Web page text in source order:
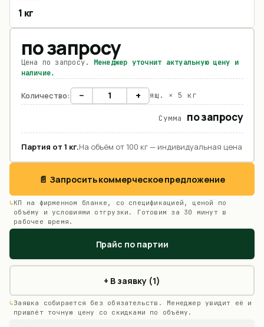
1 кг
по запросу
Цена по запросу. Менеджер уточнит актуальную цену и
наличие.
Количество: − + ящ. × 5 кг
Сумма по запросу
Партия от 1 кг.На объём от 100 кг — индивидуальная цена
📄 Запросить коммерческое предложение
КП на фирменном бланке, со спецификацией, ценой по
объёму и условиями отгрузки. Готовим за 30 минут в
рабочее время.
Прайс по партии
+ В заявку (1)
Заявка собирается без обязательств. Менеджер увидит её и
пришлёт точную цену со скидками по объёму.